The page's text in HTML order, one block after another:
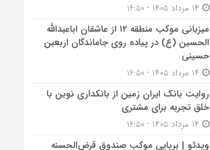
میزبانی موکب منطقه ۱۲ از عاشقان اباعبدالله
الحسین (ع) در پیاده روی جاماندگان اربعین
حسینی
روایت بانک ایران زمین از بانکداری نوین با
خلق تجربه برای مشتری
ویدئو | برپایی موکب صندوق قرض‌الحسنه